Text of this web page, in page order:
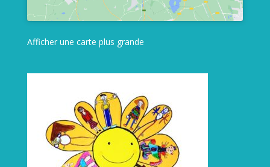
Afficher une carte plus grande